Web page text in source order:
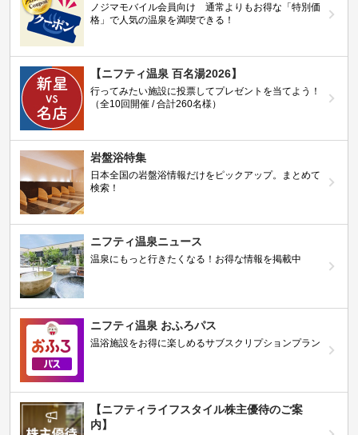
ノジマモバイル会員向け 通常よりもお得な「特別価
格」で人気の温泉を満喫できる！
【ニフティ温泉 百名湯2026】
行ってみたい施設に投票してプレゼントを当てよう！
（全10回開催 / 合計260名様）
岩盤浴特集
日本全国の岩盤浴情報だけをピックアップ。まとめて
検索！
ニフティ温泉ニュース
温泉にもっと行きたくなる！お得な情報を掲載中
ニフティ温泉 おふろパス
温浴施設をお得に楽しめるサブスクリプションプラン
【ニフティライフスタイル株主優待のご案
内】